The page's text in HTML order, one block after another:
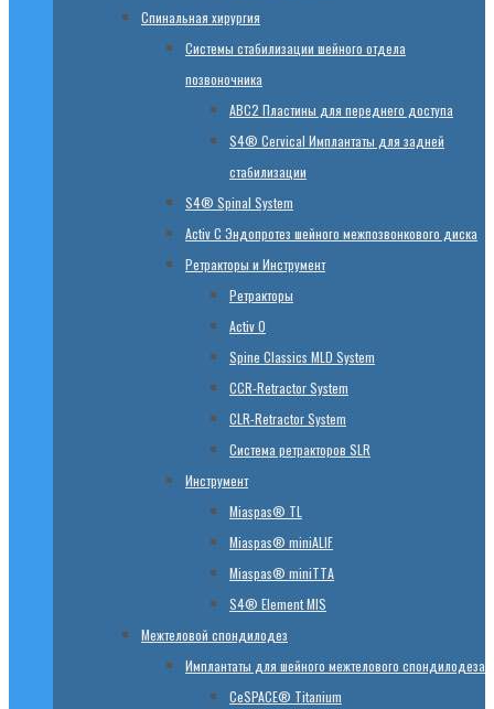
Спинальная хирургия
Системы стабилизации шейного отдела
позвоночника
ABC2 Пластины для переднего доступа
S4® Cervical Имплантаты для задней
стабилизации
S4® Spinal System
Activ C Эндопротез шейного межпозвонкового диска
Ретракторы и Инструмент
Ретракторы
Activ O
Spine Classics MLD System
CСR-Retractor System
CLR-Retractor System
Система ретракторов SLR
Инструмент
Miaspas® TL
Miaspas® miniALIF
Miaspas® miniTTA
S4® Element MIS
Межтеловой спондилодез
Имплантаты для шейного межтелового спондилодеза
CeSPACE® Titanium